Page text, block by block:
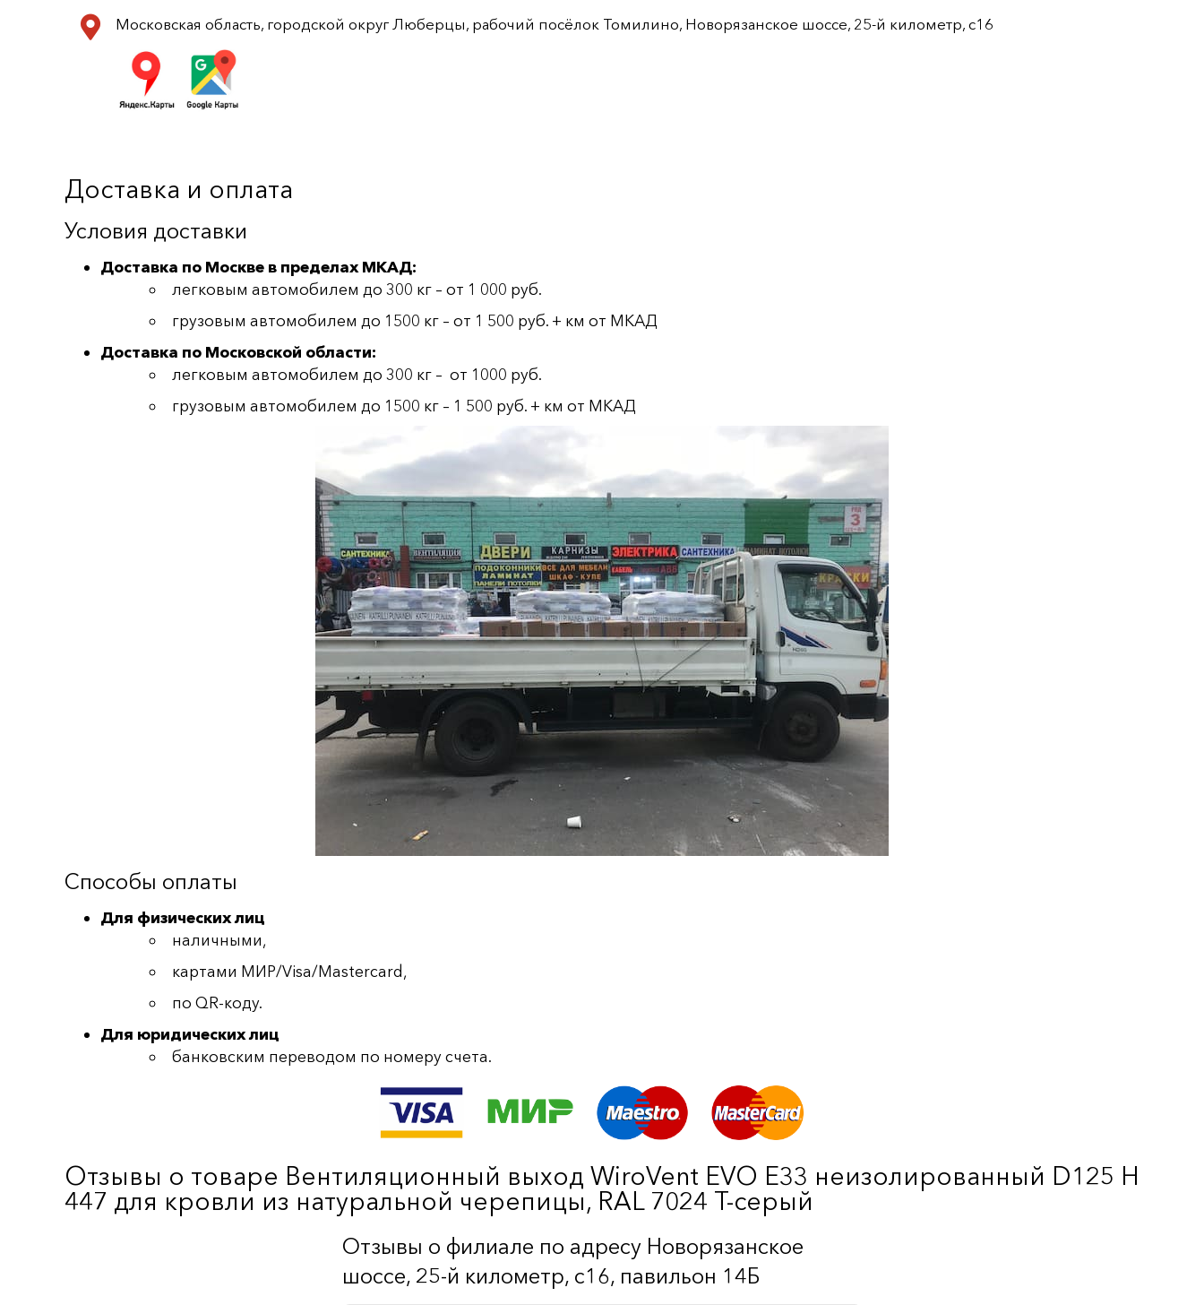
Московская область, городской округ Люберцы, рабочий посёлок Томилино, Новорязанское шоссе, 25-й километр, с16
Доставка и оплата
Условия доставки
Доставка по Москве в пределах МКАД:
легковым автомобилем до 300 кг – от 1 000 руб.
грузовым автомобилем до 1500 кг – от 1 500 руб. + км от МКАД
Доставка по Московской области:
легковым автомобилем до 300 кг – от 1000 руб.
грузовым автомобилем до 1500 кг – 1 500 руб. + км от МКАД
Способы оплаты
Для физических лиц
наличными,
картами МИР/Visa/Mastercard,
по QR-коду.
Для юридических лиц
банковским переводом по номеру счета.
Отзывы о товаре Вентиляционный выход WiroVent EVO E33 неизолированный D125 Н
447 для кровли из натуральной черепицы, RAL 7024 Т-серый
Отзывы о филиале по адресу Новорязанское
шоссе, 25-й километр, с16, павильон 14Б